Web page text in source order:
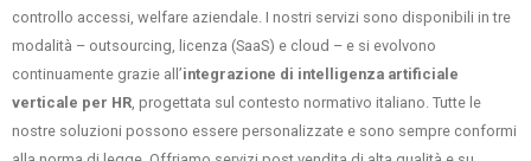
controllo accessi, welfare aziendale. I nostri servizi sono disponibili in tre
modalità – outsourcing, licenza (SaaS) e cloud – e si evolvono
continuamente grazie all’integrazione di intelligenza artificiale
verticale per HR, progettata sul contesto normativo italiano. Tutte le
nostre soluzioni possono essere personalizzate e sono sempre conformi